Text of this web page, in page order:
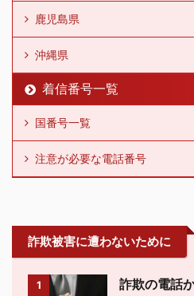
鹿児島県
沖縄県
着信番号一覧
国番号一覧
注意が必要な電話番号
詐欺被害に遭わないために
1 詐欺の電話